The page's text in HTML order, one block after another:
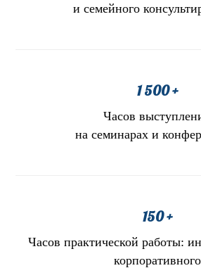
и семейного
1 500 +
Часов
на семинарах и
150 +
Часов практической работы:
корпоративного